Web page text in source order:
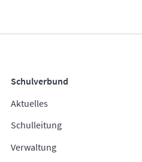
Schulverbund
Aktuelles
Schulleitung
Verwaltung